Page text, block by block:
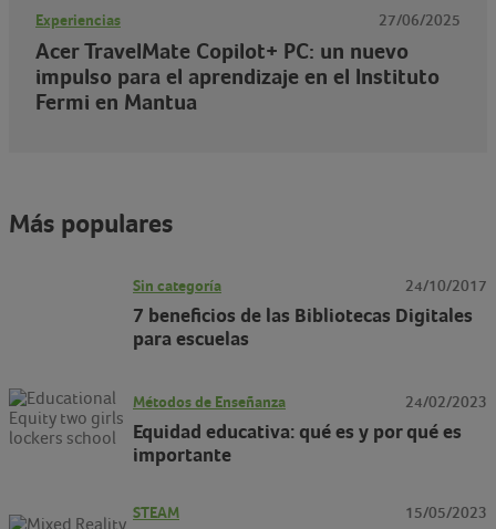
Experiencias 27/06/2025
Acer TravelMate Copilot+ PC: un nuevo
impulso para el aprendizaje en el Instituto
Fermi en Mantua
Más populares
Sin categoría 24/10/2017
7 beneficios de las Bibliotecas Digitales
para escuelas
Métodos de Enseñanza 24/02/2023
Equidad educativa: qué es y por qué es
importante
STEAM 15/05/2023